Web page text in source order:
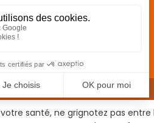
CGVs
santé, ne grignotez pas entre